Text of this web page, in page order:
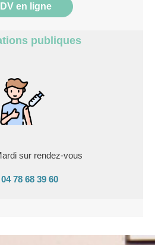
en ligne
publiques
sur rendez-vous
04 78 68 39 60